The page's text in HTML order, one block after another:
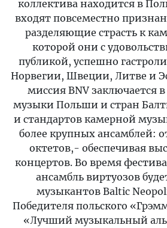
коллектива находится в
входят повсеместно
разделяющие страсть к
которой они с
публикой, успешно
Норвегии, Швеции, Литве и
миссия BNV заключается
музыки Польши и стран
и стандартов камерной
более крупных ансамблей:
октетов,- обеспечивая
концертов. Во время
ансамбль виртуозов
музыкантов Baltic
Победителя польского
«Лучший музыкальный